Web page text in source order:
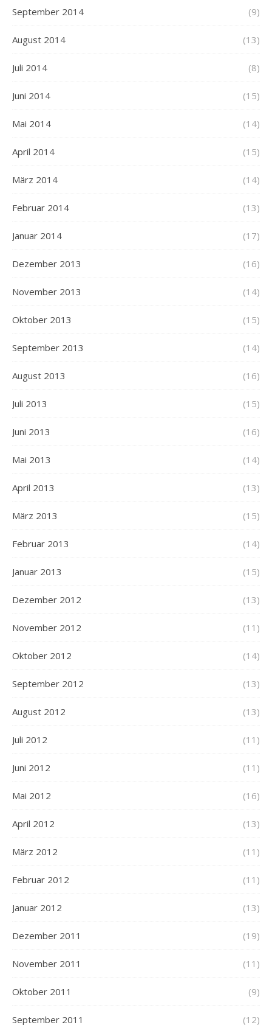
September 2014 (9)
August 2014 (13)
Juli 2014 (8)
Juni 2014 (15)
Mai 2014 (14)
April 2014 (15)
März 2014 (14)
Februar 2014 (13)
Januar 2014 (17)
Dezember 2013 (16)
November 2013 (14)
Oktober 2013 (15)
September 2013 (14)
August 2013 (16)
Juli 2013 (15)
Juni 2013 (16)
Mai 2013 (14)
April 2013 (13)
März 2013 (15)
Februar 2013 (14)
Januar 2013 (15)
Dezember 2012 (13)
November 2012 (11)
Oktober 2012 (14)
September 2012 (13)
August 2012 (13)
Juli 2012 (11)
Juni 2012 (11)
Mai 2012 (16)
April 2012 (13)
März 2012 (11)
Februar 2012 (11)
Januar 2012 (13)
Dezember 2011 (19)
November 2011 (11)
Oktober 2011 (9)
September 2011 (12)